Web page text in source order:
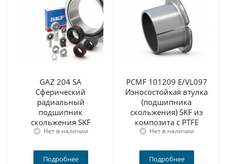
GAZ 204 SA
Сферический
радиальный
подшипник
скольжения SKF
Нет в наличии
Подробнее
PCMF 101209 E/VL097
Износостойкая втулка
(подшипника
скольжения) SKF из
композита с PTFE
Нет в наличии
Подробнее